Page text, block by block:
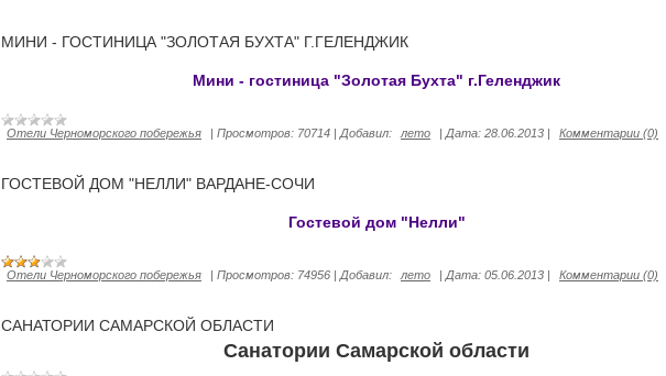
МИНИ - ГОСТИНИЦА "ЗОЛОТАЯ БУХТА" Г.ГЕЛЕНДЖИК
Мини - гостиница "Золотая Бухта" г.Геленджик
Отели Черноморского побережья | Просмотров: 70714 | Добавил: лето | Дата: 28.06.2013 | Комментарии (0)
ГОСТЕВОЙ ДОМ "НЕЛЛИ" ВАРДАНЕ-СОЧИ
Гостевой дом "Нелли"
Отели Черноморского побережья | Просмотров: 74956 | Добавил: лето | Дата: 05.06.2013 | Комментарии (0)
САНАТОРИИ САМАРСКОЙ ОБЛАСТИ
Санатории Самарской области